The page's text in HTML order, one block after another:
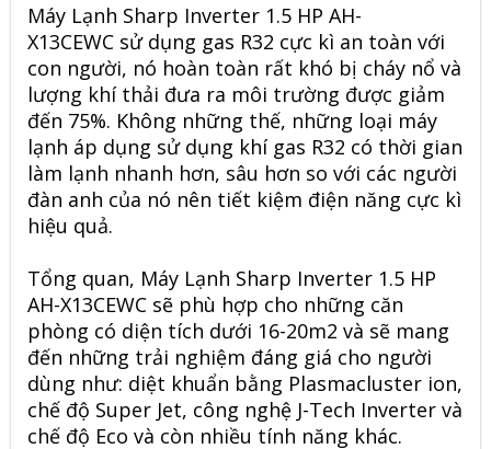
Máy Lạnh Sharp Inverter 1.5 HP AH-
X13CEWC sử dụng gas R32 cực kì an toàn với
con người, nó hoàn toàn rất khó bị cháy nổ và
lượng khí thải đưa ra môi trường được giảm
đến 75%. Không những thế, những loại máy
lạnh áp dụng sử dụng khí gas R32 có thời gian
làm lạnh nhanh hơn, sâu hơn so với các người
đàn anh của nó nên tiết kiệm điện năng cực kì
hiệu quả.
Tổng quan, Máy Lạnh Sharp Inverter 1.5 HP
AH-X13CEWC sẽ phù hợp cho những căn
phòng có diện tích dưới 16-20m2 và sẽ mang
đến những trải nghiệm đáng giá cho người
dùng như: diệt khuẩn bằng Plasmacluster ion,
chế độ Super Jet, công nghệ J-Tech Inverter và
chế độ Eco và còn nhiều tính năng khác.